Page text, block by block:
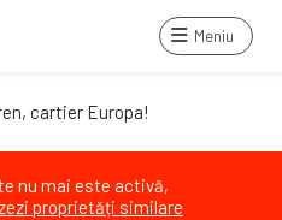
Meniu
cartier Europa!
nu mai este activă,
proprietăți similare